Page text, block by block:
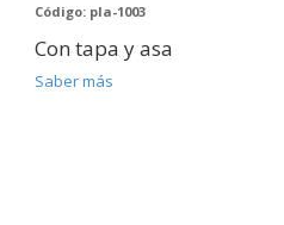
Código: pla-1003
Con tapa y asa
Saber más